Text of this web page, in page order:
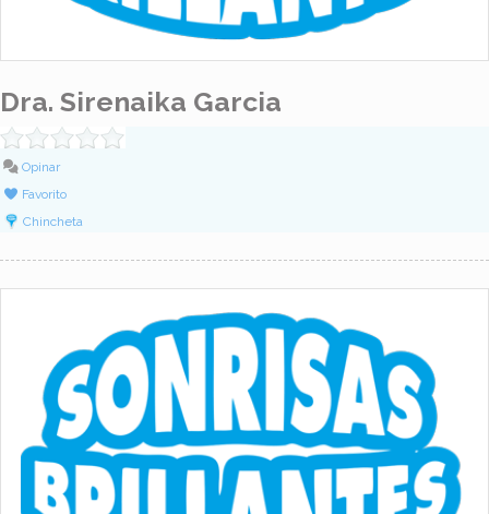
Dra. Sirenaika Garcia
Opinar
Favorito
Chincheta